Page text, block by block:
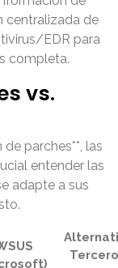
centralizada de
EDR para
completa.
vs.
parches**, las
entender las
adapte a sus